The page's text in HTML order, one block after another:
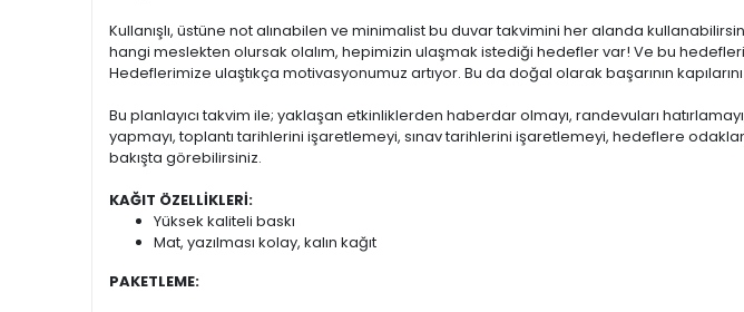
Kullanışlı, üstüne not alınabilen ve minimalist bu duvar takvimini her alanda
hangi meslekten olursak olalım, hepimizin ulaşmak istediği hedefler var! Ve bu
Hedeflerimize ulaştıkça motivasyonumuz artıyor. Bu da doğal olarak başarının
Bu planlayıcı takvim ile; yaklaşan etkinliklerden haberdar olmayı, randevuları
yapmayı, toplantı tarihlerini işaretlemeyi, sınav tarihlerini işaretlemeyi, hedeflere
bakışta görebilirsiniz.
KAĞIT ÖZELLİKLERİ:
Yüksek kaliteli baskı
Mat, yazılması kolay, kalın kağıt
PAKETLEME: